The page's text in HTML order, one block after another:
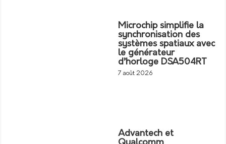
Microchip simplifie la
synchronisation des
systèmes spatiaux avec
le générateur
d’horloge DSA504RT
7 août 2026
Advantech et